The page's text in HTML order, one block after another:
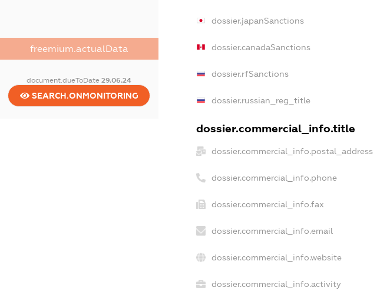
freemium.actualData
document.dueToDate29.06.24
SEARCH.ONMONITORING
dossier.japanSanctions
dossier.canadaSanctions
dossier.rfSanctions
dossier.russian_reg_title
dossier.commercial_info.title
dossier.commercial_info.postal_address
dossier.commercial_info.phone
dossier.commercial_info.fax
dossier.commercial_info.email
dossier.commercial_info.website
dossier.commercial_info.activity